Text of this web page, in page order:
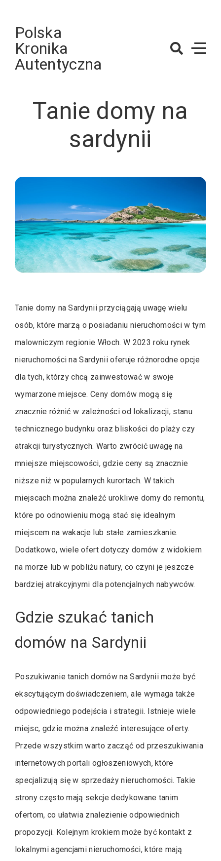
contentPolska
Kronika
Autentyczna
Tanie domy na
sardynii
Tanie domy na Sardynii przyciągają uwagę wielu
osób, które marzą o posiadaniu nieruchomości w tym
malowniczym regionie Włoch. W 2023 roku rynek
nieruchomości na Sardynii oferuje różnorodne opcje
dla tych, którzy chcą zainwestować w swoje
wymarzone miejsce. Ceny domów mogą się
znacznie różnić w zależności od lokalizacji, stanu
technicznego budynku oraz bliskości do plaży czy
atrakcji turystycznych. Warto zwrócić uwagę na
mniejsze miejscowości, gdzie ceny są znacznie
niższe niż w popularnych kurortach. W takich
miejscach można znaleźć urokliwe domy do remontu,
które po odnowieniu mogą stać się idealnym
miejscem na wakacje lub stałe zamieszkanie.
Dodatkowo, wiele ofert dotyczy domów z widokiem
na morze lub w pobliżu natury, co czyni je jeszcze
bardziej atrakcyjnymi dla potencjalnych nabywców.
Gdzie szukać tanich
domów na Sardynii
Poszukiwanie tanich domów na Sardynii może być
ekscytującym doświadczeniem, ale wymaga także
odpowiedniego podejścia i strategii. Istnieje wiele
miejsc, gdzie można znaleźć interesujące oferty.
Przede wszystkim warto zacząć od przeszukiwania
internetowych portali ogłoszeniowych, które
specjalizują się w sprzedaży nieruchomości. Takie
strony często mają sekcje dedykowane tanim
ofertom, co ułatwia znalezienie odpowiednich
propozycji. Kolejnym krokiem może być kontakt z
lokalnymi agencjami nieruchomości, które mają